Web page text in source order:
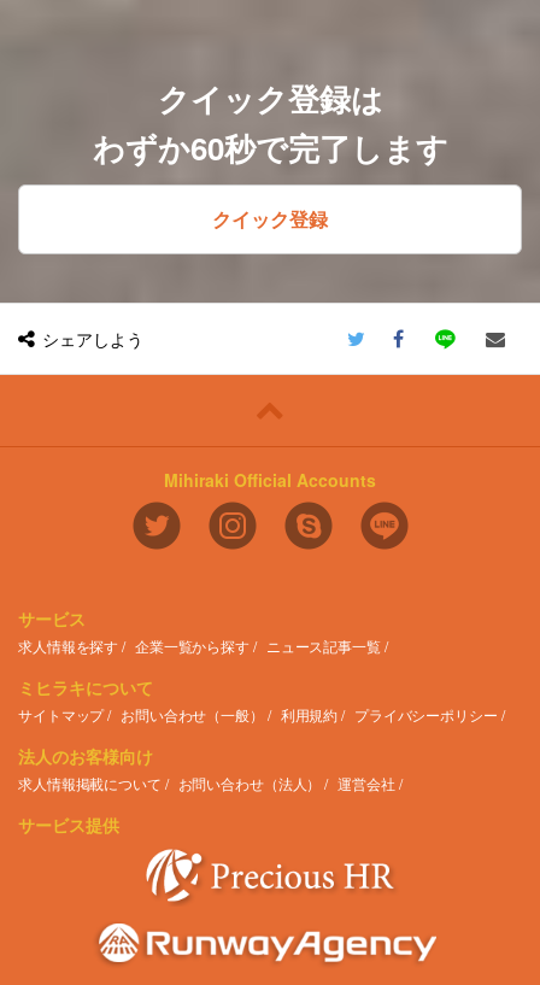
ケースも多く、管理部門の視点から、会社
経営に踏み込めるダイナミックさは同社な
らではです。
クイック登録は
わずか60秒で完了します
クイック登録
シェアしよう
Mihiraki Official Accounts
サービス
求人情報を探す 企業一覧から探す ニュース記事一覧
ミヒラキについて
サイトマップ お問い合わせ（一般） 利用規約 プライバシーポリシー
法人のお客様向け
求人情報掲載について お問い合わせ（法人） 運営会社
サービス提供